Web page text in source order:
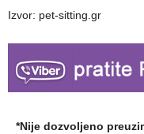
Izvor: pet-sitting.gr
*Nije dozvoljeno